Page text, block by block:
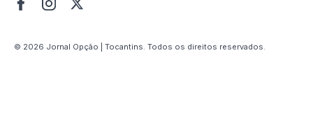
© 2026 Jornal Opção | Tocantins. Todos os direitos reservados.